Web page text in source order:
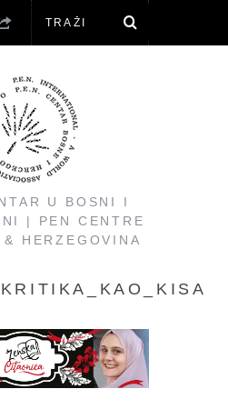
U BOSNI I
| PEN CENTRE
HERZEGOVINA